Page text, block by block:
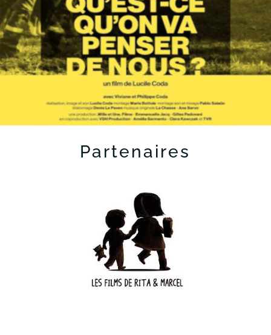
Partenaires